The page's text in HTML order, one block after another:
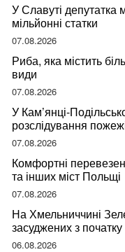
У Славуті депутатка
мільйонні статки
07.08.2026
Риба, яка містить
види
07.08.2026
У Кам’янці-
розслідування
07.08.2026
Комфортні
та інших міст Польщі
07.08.2026
На Хмельниччині
засуджених з початку
06.08.2026